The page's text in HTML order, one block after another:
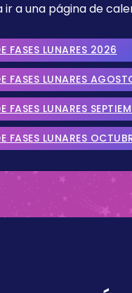
a una página de
FASES LUNARES 2026
FASES LUNARES
FASES LUNARES
FASES LUNARES